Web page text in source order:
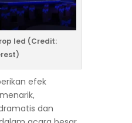
led (Credit:
efek
dan